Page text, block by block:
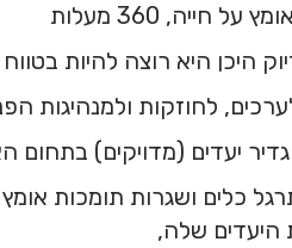
חייה, 360 מעלות
היכן היא רוצה להיות
לחוזקות ולמנהיגות
יעדים (מדויקים) בתחום
כלים ושגרות תומכות
שלה,